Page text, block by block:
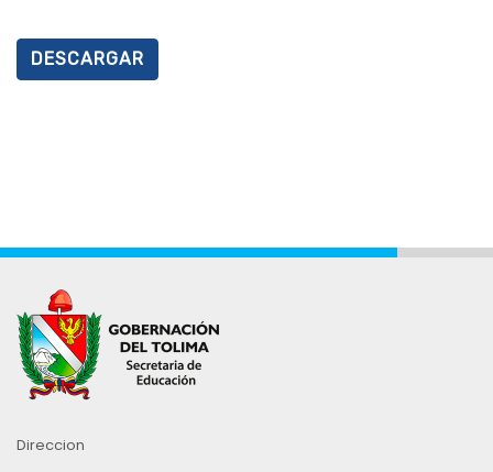
DESCARGAR
Direccion